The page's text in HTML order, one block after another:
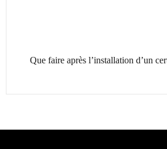
Que faire après l’installation d’un